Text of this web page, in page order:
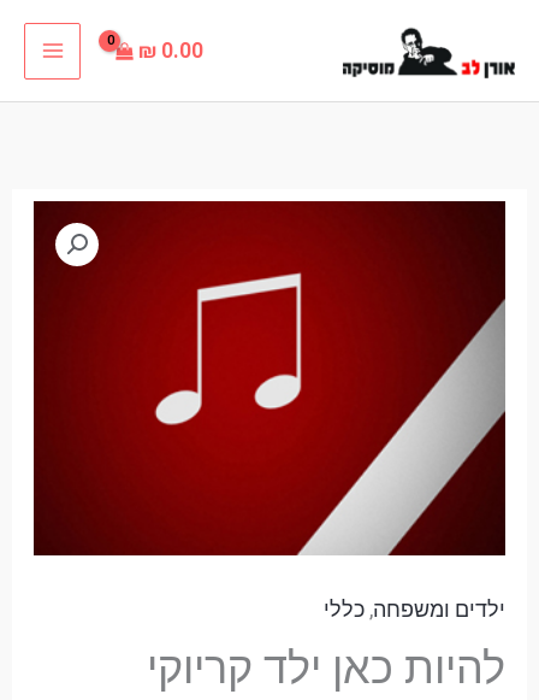
לתוכן
₪ 0.00
ילדים ומשפחה, כללי
להיות כאן ילד קריוקי
להיות
כאן
קריוקי